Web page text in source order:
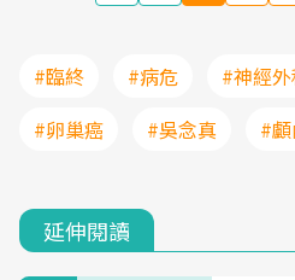
#臨終 #病危 #神經
#卵巢癌
#吳念真 #
延伸閱讀